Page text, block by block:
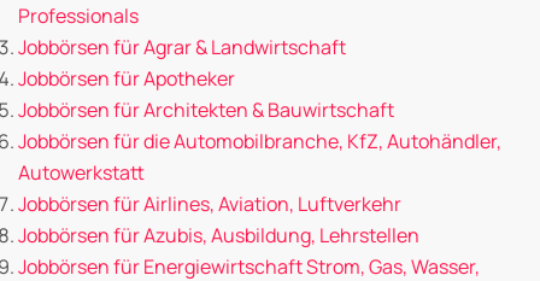
Professionals
Jobbörsen für Agrar & Landwirtschaft
Jobbörsen für Apotheker
Jobbörsen für Architekten & Bauwirtschaft
Jobbörsen für die Automobilbranche, KfZ, Autohändler,
Autowerkstatt
Jobbörsen für Airlines, Aviation, Luftverkehr
Jobbörsen für Azubis, Ausbildung, Lehrstellen
Jobbörsen für Energiewirtschaft Strom, Gas, Wasser,